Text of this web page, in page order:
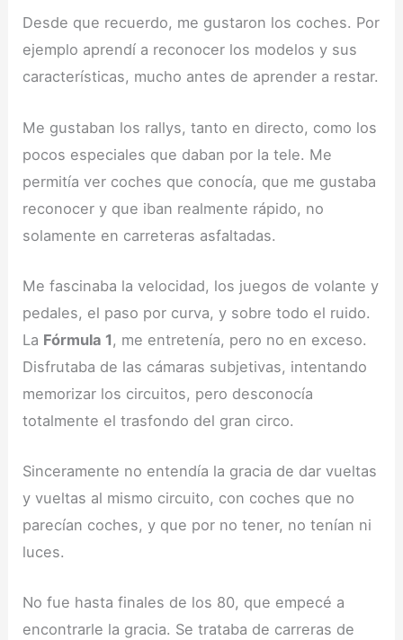
Desde que recuerdo, me gustaron los coches. Por
ejemplo aprendí a reconocer los modelos y sus
características, mucho antes de aprender a restar.
Me gustaban los rallys, tanto en directo, como los
pocos especiales que daban por la tele. Me
permitía ver coches que conocía, que me gustaba
reconocer y que iban realmente rápido, no
solamente en carreteras asfaltadas.
Me fascinaba la velocidad, los juegos de volante y
pedales, el paso por curva, y sobre todo el ruido.
La Fórmula 1 , me entretenía, pero no en exceso.
Disfrutaba de las cámaras subjetivas, intentando
memorizar los circuitos, pero desconocía
totalmente el trasfondo del gran circo.
Sinceramente no entendía la gracia de dar vueltas
y vueltas al mismo circuito, con coches que no
parecían coches, y que por no tener, no tenían ni
luces.
No fue hasta finales de los 80, que empecé a
encontrarle la gracia. Se trataba de carreras de